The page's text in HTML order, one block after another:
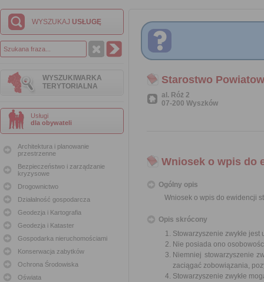
WYSZUKAJ USŁUGĘ
WYSZUKIWARKA
TERYTORIALNA
Usługi
dla obywateli
Architektura i planowanie
przestrzenne
Bezpieczeństwo i zarządzanie
kryzysowe
Drogownictwo
Działalność gospodarcza
Geodezja i Kartografia
Geodezja i Kataster
Gospodarka nieruchomościami
Konserwacja zabytków
Ochrona Środowiska
Oświata
Starostwo
al. Róż 2
07-200 Wyszków
Wniosek o wpis do
Ogólny opis
Wniosek o wpis do ewidencji
Opis skrócony
Stowarzyszenie zwykłe
Nie posiada ono
Niemniej stowarzyszenie
zaciągać zobowiązania,
Stowarzyszenie zwykłe